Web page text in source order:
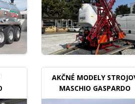
AKČNÉ MODELY
MASCHIO GASPARDO